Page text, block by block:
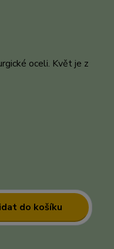
oceli. Květ je z
do košíku